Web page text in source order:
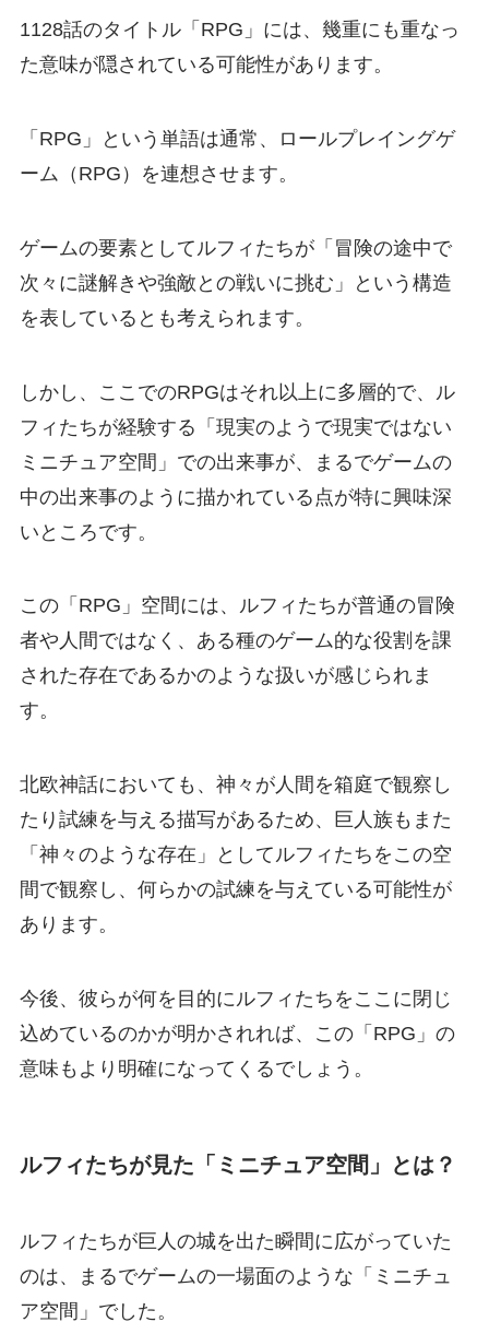
1128話のタイトル「RPG」には、幾重にも重なっ
た意味が隠されている可能性があります。
「RPG」という単語は通常、ロールプレイングゲ
ーム（RPG）を連想させます。
ゲームの要素としてルフィたちが「冒険の途中で
次々に謎解きや強敵との戦いに挑む」という構造
を表しているとも考えられます。
しかし、ここでのRPGはそれ以上に多層的で、ル
フィたちが経験する「現実のようで現実ではない
ミニチュア空間」での出来事が、まるでゲームの
中の出来事のように描かれている点が特に興味深
いところです。
この「RPG」空間には、ルフィたちが普通の冒険
者や人間ではなく、ある種のゲーム的な役割を課
された存在であるかのような扱いが感じられま
す。
北欧神話においても、神々が人間を箱庭で観察し
たり試練を与える描写があるため、巨人族もまた
「神々のような存在」としてルフィたちをこの空
間で観察し、何らかの試練を与えている可能性が
あります。
今後、彼らが何を目的にルフィたちをここに閉じ
込めているのかが明かされれば、この「RPG」の
意味もより明確になってくるでしょう。
ルフィたちが見た「ミニチュア空間」とは？
ルフィたちが巨人の城を出た瞬間に広がっていた
のは、まるでゲームの一場面のような「ミニチュ
ア空間」でした。